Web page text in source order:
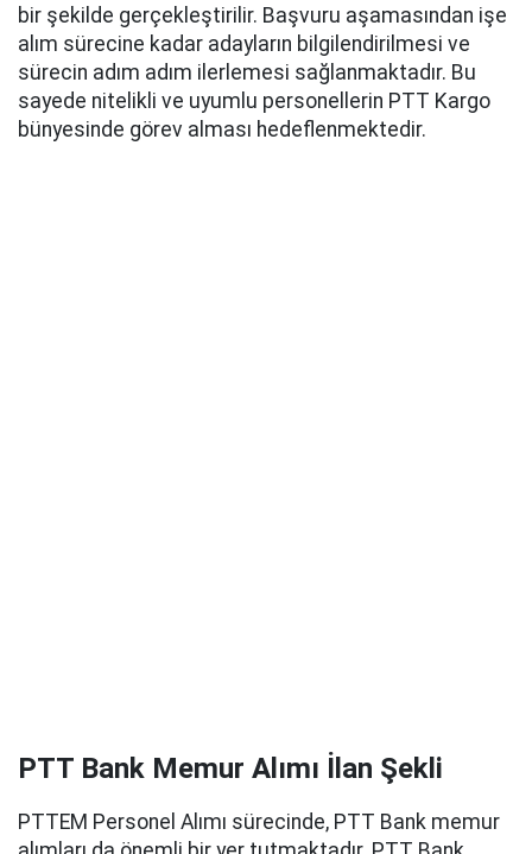
bir şekilde gerçekleştirilir. Başvuru aşamasından işe
alım sürecine kadar adayların bilgilendirilmesi ve
sürecin adım adım ilerlemesi sağlanmaktadır. Bu
sayede nitelikli ve uyumlu personellerin PTT Kargo
bünyesinde görev alması hedeflenmektedir.
PTT Bank Memur Alımı İlan Şekli
PTTEM Personel Alımı sürecinde, PTT Bank memur